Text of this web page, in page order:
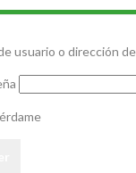
usuario o dirección